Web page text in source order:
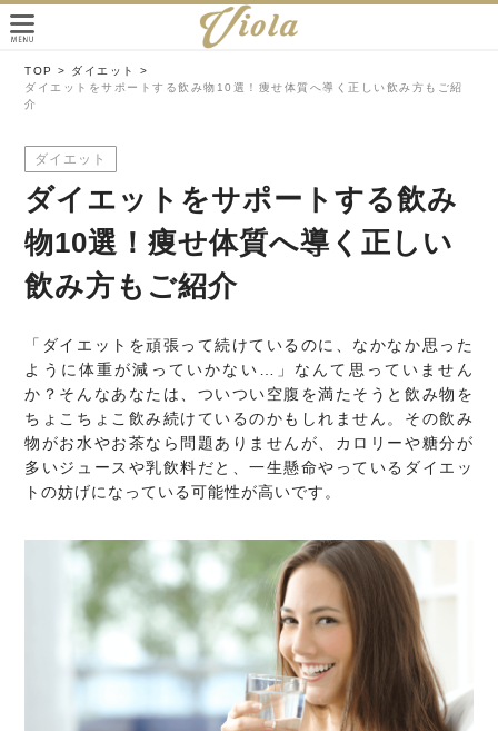
TOP >
ダイエット >
ダイエットをサポートする飲み物10選！痩せ体質へ導く正しい飲み方もご紹
介
ダイエット
ダイエットをサポートする飲み
物10選！痩せ体質へ導く正しい
飲み方もご紹介
「ダイエットを頑張って続けているのに、なかなか思った
ように体重が減っていかない…」なんて思っていません
か？そんなあなたは、ついつい空腹を満たそうと飲み物を
ちょこちょこ飲み続けているのかもしれません。その飲み
物がお水やお茶なら問題ありませんが、カロリーや糖分が
多いジュースや乳飲料だと、一生懸命やっているダイエッ
トの妨げになっている可能性が高いです。